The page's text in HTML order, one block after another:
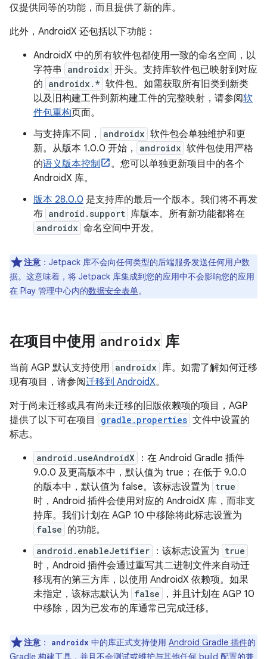
仅提供同等的功能，而且提供了新的库。
此外，AndroidX 还包括以下功能：
AndroidX 中的所有软件包都使用一致的命名空间，以
字符串
androidx 开头。支持库软件包已映射到对应
的 androidx.* 软件包。如需获取所有旧类到新类
以及旧构建工件到新构建工件的完整映射，请参阅软
件包重构页面。
与支持库不同，
androidx 软件包会单独维护和更
新。从版本 1.0.0 开始，
androidx 软件包使用严格
的语义版本控制
。您可以单独更新项目中的各个
AndroidX 库。
版本 28.0.0 是支持库的最后一个版本。我们将不再发
布 android.support 库版本。所有新功能都将在
androidx 命名空间中开发。
注意 ： Jetpack 库不会向任何类型的后端服务发送任何用户数
据。这意味着，将 Jetpack 库集成到您的应用中不会影响您的应用
在 Play 管理中心内的数据安全表单。
在项目中使用 androidx 库
当前 AGP 默认支持使用 androidx 库。如需了解如何迁移
现有项目，请参阅迁移到 AndroidX。
对于尚未迁移或具有尚未迁移的旧版依赖项的项目，AGP
提供了以下可在项目
gradle.properties 文件中设置的
标志。
android.useAndroidX
：在 Android Gradle 插件
9.0.0 及更高版本中，默认值为 true；在低于 9.0.0
的版本中，默认值为 false。该标志设置为 true
时，Android 插件会使用对应的 AndroidX 库，而非支
持库。我们计划在 AGP 10 中移除将此标志设置为
false 的功能。
android.enableJetifier ：该标志设置为 true
时，Android 插件会通过重写其二进制文件来自动迁
移现有的第三方库，以使用 AndroidX 依赖项。如果
未指定，该标志默认为 false
，并且计划在 AGP 10
中移除，因为已发布的库通常已完成迁移。
注意 ： androidx 中的库正式支持使用 Android Gradle 插件的
Gradle 构建工具，并且不会测试或维护与其他任何 build 配置的兼